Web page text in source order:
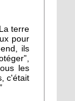
terre
pour
ils
les
c'était